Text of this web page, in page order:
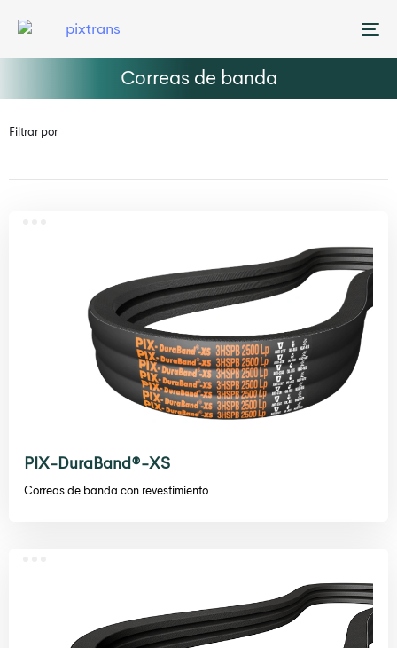
Correas de banda
Filtrar por
PIX-DuraBand®-XS
Correas de banda con revestimiento